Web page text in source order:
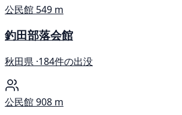
公民館 549 m
釣田部落会館
秋田県 ·184件の出没
公民館908 m